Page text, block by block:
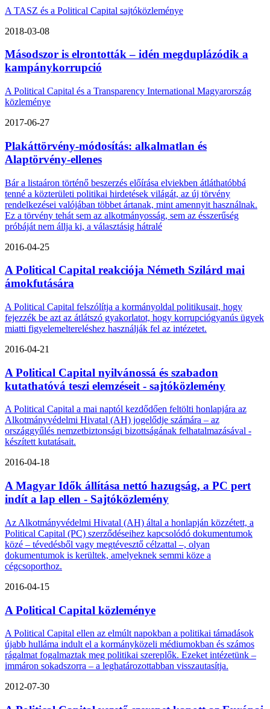
A TASZ és a Political Capital sajtóközleménye
2018-03-08
Másodszor is elrontották – idén megduplázódik a
kampánykorrupció
A Political Capital és a Transparency International Magyarország
közleménye
2017-06-27
Plakáttörvény-módosítás: alkalmatlan és
Alaptörvény-ellenes
Bár a listaáron történő beszerzés előírása elviekben átláthatóbbá
tenné a közterületi politikai hirdetések világát, az új törvény
rendelkezései valójában többet ártanak, mint amennyit használnak.
Ez a törvény tehát sem az alkotmányosság, sem az ésszerűség
próbáját nem állja ki, a választásig hátralé
2016-04-25
A Political Capital reakciója Németh Szilárd mai
ámokfutására
A Political Capital felszólítja a kormányoldal politikusait, hogy
fejezzék be azt az átlátszó gyakorlatot, hogy korrupciógyanús ügyek
miatti figyelemeltereléshez használják fel az intézetet.
2016-04-21
A Political Capital nyilvánossá és szabadon
kutathatóvá teszi elemzéseit - sajtóközlemény
A Political Capital a mai naptól kezdődően feltölti honlapjára az
Alkotmányvédelmi Hivatal (AH) jogelődje számára – az
országgyűlés nemzetbiztonsági bizottságának felhatalmazásával -
készített kutatásait.
2016-04-18
A Magyar Idők állítása nettó hazugság, a PC pert
indít a lap ellen - Sajtóközlemény
Az Alkotmányvédelmi Hivatal (AH) által a honlapján közzétett, a
Political Capital (PC) szerződéseihez kapcsolódó dokumentumok
közé – tévedésből vagy megtévesztő célzattal –, olyan
dokumentumok is kerültek, amelyeknek semmi köze a
cégcsoporthoz.
2016-04-15
A Political Capital közleménye
A Political Capital ellen az elmúlt napokban a politikai támadások
újabb hulláma indult el a kormányközeli médiumokban és számos
rágalmat fogalmaztak meg politikai szereplők. Ezeket intézetünk –
immáron sokadszorra – a leghatározottabban visszautasítja.
2012-07-30